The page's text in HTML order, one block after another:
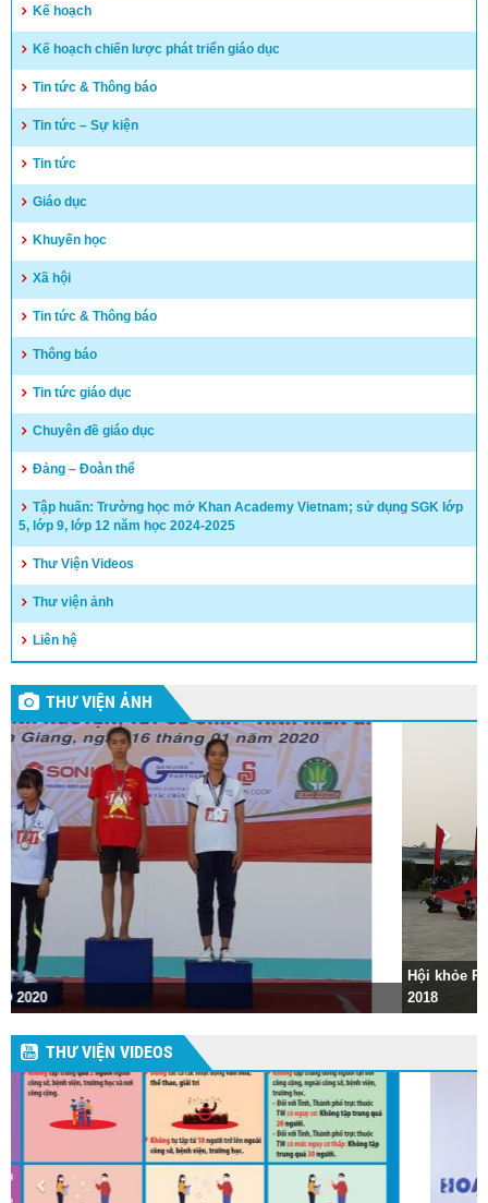
Kế hoạch
Kế hoạch chiến lược phát triển giáo dục
Tin tức & Thông báo
Tin tức – Sự kiện
Tin tức
Giáo dục
Khuyến học
Xã hội
Tin tức & Thông báo
Thông báo
Tin tức giáo dục
Chuyên đề giáo dục
Đảng – Đoàn thể
Tập huấn: Trường học mở Khan Academy Vietnam; sử dụng SGK lớp
5, lớp 9, lớp 12 năm học 2024-2025
Thư Viện Videos
Thư viện ảnh
Liên hệ
THƯ VIỆN ẢNH
Hội khỏe Phù Đổng huyện Vĩnh Thuận lần thứ XVII năm học 2017-
2018
THƯ VIỆN VIDEOS